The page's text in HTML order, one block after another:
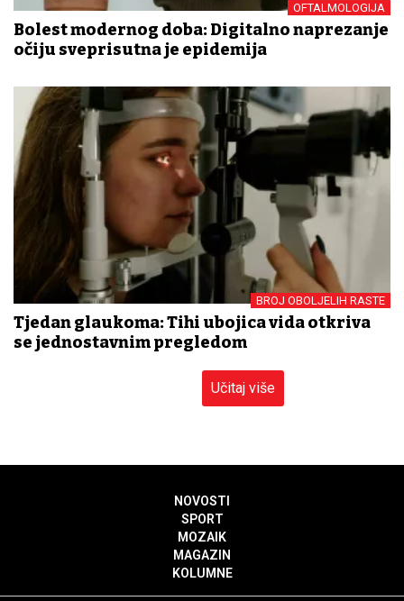
OFTALMOLOGIJA
Bolest modernog doba: Digitalno naprezanje
očiju sveprisutna je epidemija
BROJ OBOLJELIH RASTE
Tjedan glaukoma: Tihi ubojica vida otkriva
se jednostavnim pregledom
Učitaj više
NOVOSTI
SPORT
MOZAIK
MAGAZIN
KOLUMNE